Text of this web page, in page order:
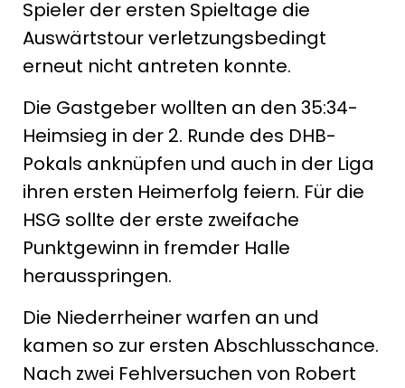
Spieler der ersten Spieltage die
Auswärtstour verletzungsbedingt
erneut nicht antreten konnte.
Die Gastgeber wollten an den 35:34-
Heimsieg in der 2. Runde des DHB-
Pokals anknüpfen und auch in der Liga
ihren ersten Heimerfolg feiern. Für die
HSG sollte der erste zweifache
Punktgewinn in fremder Halle
herausspringen.
Die Niederrheiner warfen an und
kamen so zur ersten Abschlusschance.
Nach zwei Fehlversuchen von Robert